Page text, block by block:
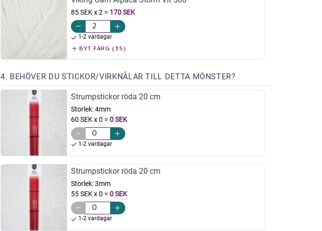
85 SEK x 2 = 170 SEK
1-2 vardagar
BYT FÄRG (35)
4. BEHÖVER DU STICKOR/VIRKNÅLAR TILL DETTA MÖNSTER?
Strumpstickor röda 20 cm
Storlek:4mm
60 SEK x 0 = 0 SEK
1-2 vardagar
Strumpstickor röda 20 cm
Storlek:3mm
55 SEK x 0 = 0 SEK
1-2 vardagar